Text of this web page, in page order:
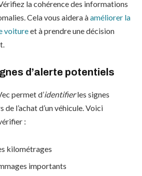
la cohérence des informations
Cela vous aidera àaméliorer la
voitureet à prendre une décision
d’alerte potentiels
permet d’identifierles signes
l’achat d’un véhicule. Voici
:
kilométrages
importants